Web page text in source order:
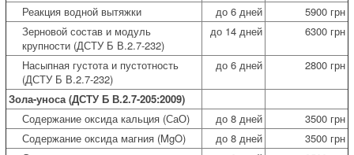
Реакция водной вытяжки до 6 дней
5900 грн
Зерновой состав и модуль
крупности (ДСТУ Б В.2.7-232)
до 14 дней 6300 грн
Насыпная густота и пустотность
(ДСТУ Б В.2.7-232)
до 6 дней 2800 грн
Зола-уноса (ДСТУ Б В.2.7-205:2009)
Содержание оксида кальция (СаО)
до 8 дней
3500 грн
Содержание оксида магния (MgO)
до 8 дней
3500 грн